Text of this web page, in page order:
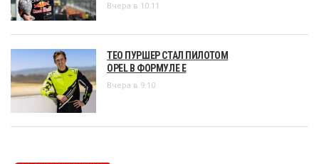
Вчера в 10:11
ТЕО ПУРШЕР СТАЛ ПИЛОТОМ
OPEL В ФОРМУЛЕ Е
Вчера в 9:10